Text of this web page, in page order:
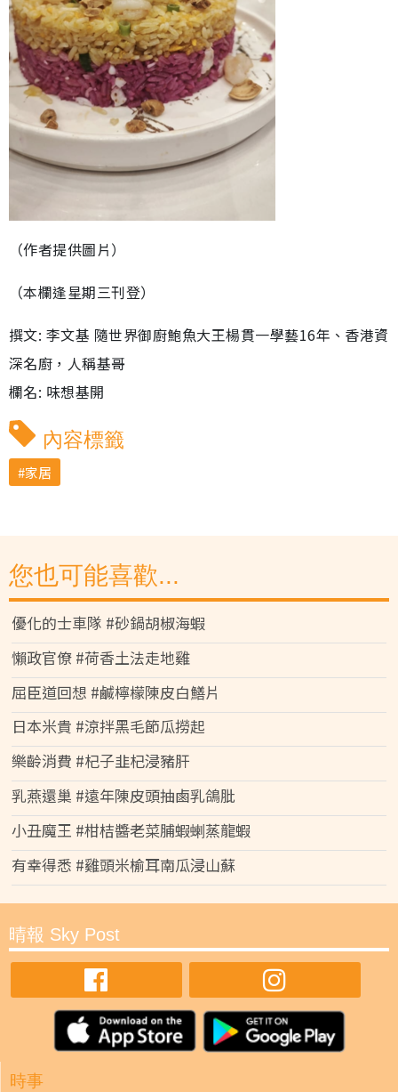
（作者提供圖片）
（本欄逢星期三刊登）
撰文: 李文基 隨世界御廚鮑魚大王楊貫一學藝16年、香港資
深名廚，人稱基哥
欄名: 味想基開
內容標籤
家居
您也可能喜歡...
優化的士車隊 #砂鍋胡椒海蝦
懶政官僚 #荷香土法走地雞
屈臣道回想 #鹹檸檬陳皮白鱔片
日本米貴 #涼拌黑毛節瓜撈起
樂齡消費 #杞子韭杞浸豬肝
乳燕還巢 #遠年陳皮頭抽鹵乳鴿肶
小丑魔王 #柑桔醬老菜脯蝦蝲蒸龍蝦
有幸得悉 #雞頭米榆耳南瓜浸山蘇
晴報 Sky Post
時事